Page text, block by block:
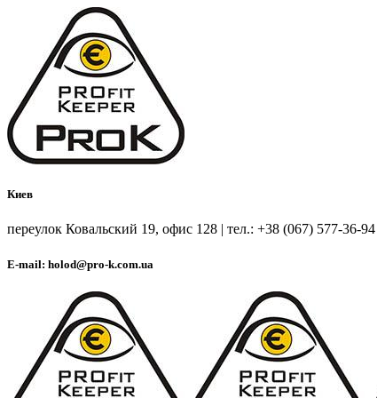
Киев
переулок Ковальский 19, офис 128 | тел.: +38 (067) 577-36-94
E-mail: holod@pro-k.com.ua